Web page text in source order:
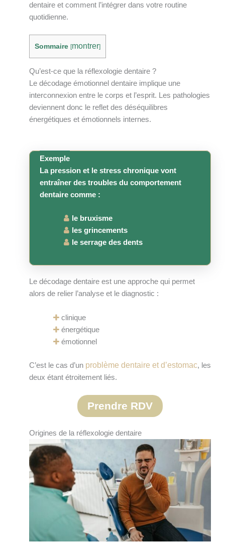
dentaire et comment l’intégrer dans votre routine
quotidienne.
Sommaire [montrer]
Qu’est-ce que la réflexologie dentaire ?
Le décodage émotionnel dentaire implique une
interconnexion entre le corps et l’esprit. Les pathologies
deviennent donc le reflet des déséquilibres
énergétiques et émotionnels internes.
Exemple
La pression et le stress chronique vont
entraîner des troubles du comportement
dentaire comme :
le bruxisme
les grincements
le serrage des dents
Le décodage dentaire est une approche qui permet
alors de relier l’analyse et le diagnostic :
clinique
énergétique
émotionnel
C’est le cas d’un problème dentaire et d’estomac, les
deux étant étroitement liés.
Prendre RDV
Origines de la réflexologie dentaire